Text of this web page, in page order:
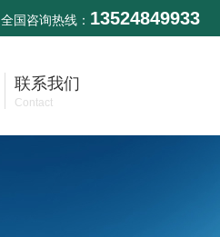
全国咨询热线： 13524849933
联系我们
Contact